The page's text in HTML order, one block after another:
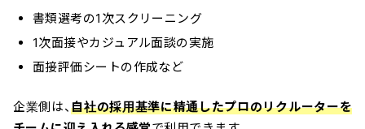
書類選考の1次スクリーニング
1次面接やカジュアル面談の実施
面接評価シートの作成など
企業側は、自社の採用基準に精通したプロのリクルーターを